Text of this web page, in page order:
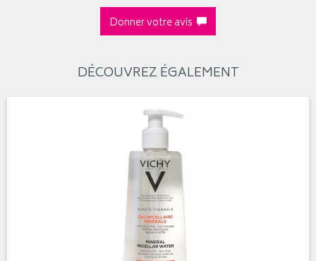
Donner votre avis
DÉCOUVREZ ÉGALEMENT